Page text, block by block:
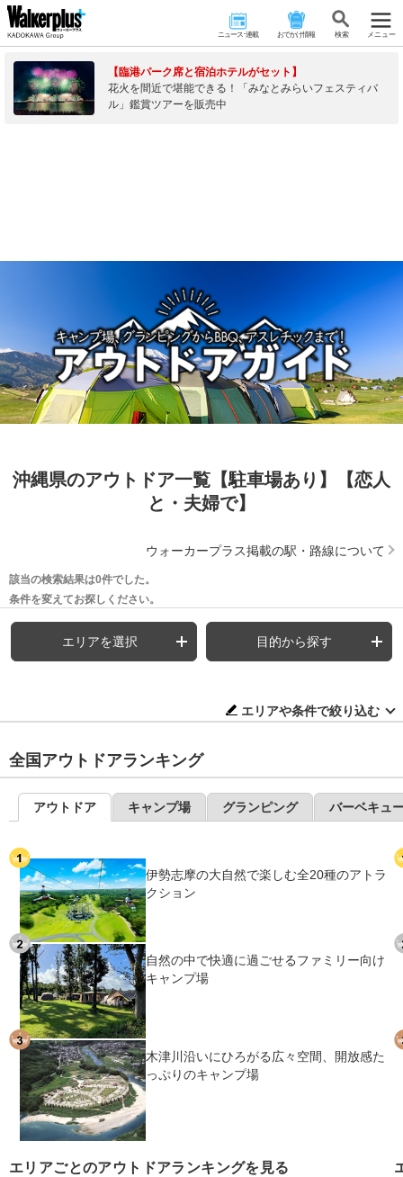
ニュース･連載 おでかけ情報 検 索 メニュー
【臨港パーク席と宿泊ホテルがセット】
花火を間近で堪能できる！「みなとみらいフェスティバ
ル」鑑賞ツアーを販売中
沖縄県のアウトドア一覧【駐車場あり】【恋人
と・夫婦で】
ウォーカープラス掲載の駅・路線について
該当の検索結果は0件でした。
条件を変えてお探しください。
エリアを選択 目的から探す
エリアや条件で絞り込む
全国アウトドアランキング
アウトドア キャンプ場 グランピング バーベキュ
伊勢志摩の大自然で楽しむ全20種のアトラ
クション
自然の中で快適に過ごせるファミリー向け
キャンプ場
木津川沿いにひろがる広々空間、開放感た
っぷりのキャンプ場
エリアごとのアウトドアランキングを見る